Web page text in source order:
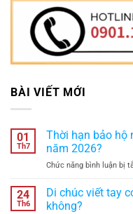
BÀI VIẾT MỚI
01
Th7
Thời hạn bảo hộ
năm 2026?
Chức năng bình luận bị
24
Th6
Di chúc viết tay
không?